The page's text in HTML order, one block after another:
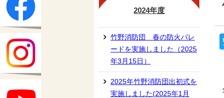
2024年度
竹野消防団 春の防火パレ
ードを実施しました（2025
年3月15日）
2025年竹野消防団出初式を
実施しました(2025年1月